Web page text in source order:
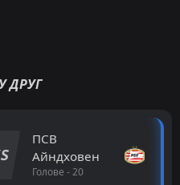
ДРУГ
ПСВ
Айндховен
Голове - 20